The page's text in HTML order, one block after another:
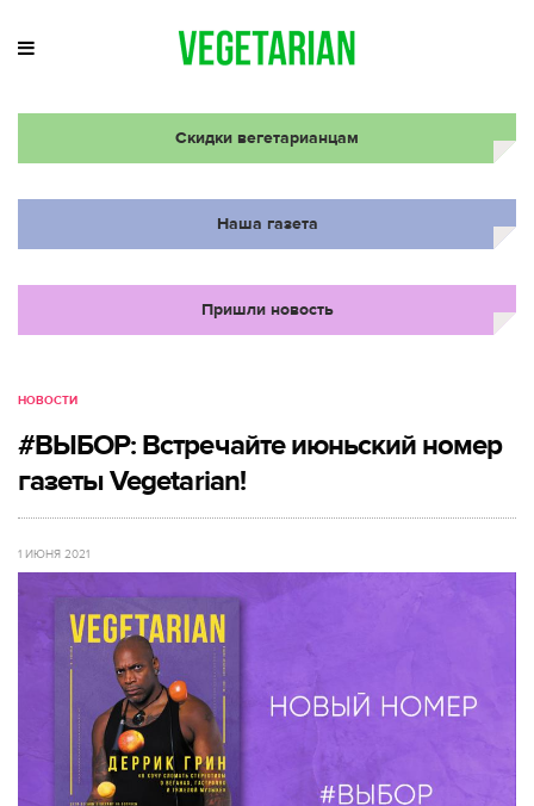
Скидки вегетарианцам
Наша газета
Пришли новость
НОВОСТИ
#ВЫБОР: Встречайте июньский номер
газеты Vegetarian!
1 ИЮНЯ 2021